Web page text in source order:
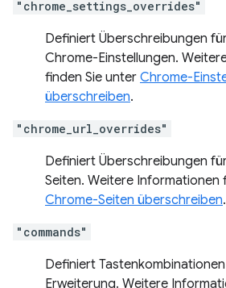
"chrome_settings_overrides"
Definiert Überschreibungen
Chrome-Einstellungen.
finden Sie unter Chrome-
überschreiben.
"chrome_url_overrides"
Definiert Überschreibungen
Seiten. Weitere Informationen
Chrome-Seiten überschreiben.
"commands"
Definiert
Erweiterung. Weitere